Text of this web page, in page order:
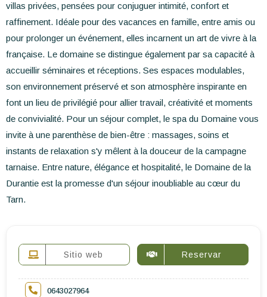
villas privées, pensées pour conjuguer intimité, confort et
raffinement. Idéale pour des vacances en famille, entre amis ou
pour prolonger un événement, elles incarnent un art de vivre à la
française. Le domaine se distingue également par sa capacité à
accueillir séminaires et réceptions. Ses espaces modulables,
son environnement préservé et son atmosphère inspirante en
font un lieu de privilégié pour allier travail, créativité et moments
de convivialité. Pour un séjour complet, le spa du Domaine vous
invite à une parenthèse de bien-être : massages, soins et
instants de relaxation s'y mêlent à la douceur de la campagne
tarnaise. Entre nature, élégance et hospitalité, le Domaine de la
Durantie est la promesse d'un séjour inoubliable au cœur du
Tarn.
Sitio web Reservar
0643027964